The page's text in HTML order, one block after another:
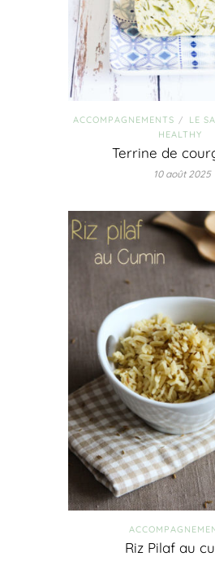
ACCOMPAGNEMENTS / LE
HEALTHY
Terrine de
10 août 2025
Riz Pilaf au